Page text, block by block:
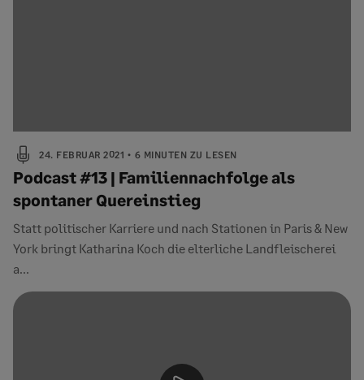
24. FEBRUAR 2021 6 MINUTEN ZU LESEN
Podcast #13 | Familiennachfolge als
spontaner Quereinstieg
Statt politischer Karriere und nach Stationen in Paris & New
York bringt Katharina Koch die elterliche Landfleischerei
a...